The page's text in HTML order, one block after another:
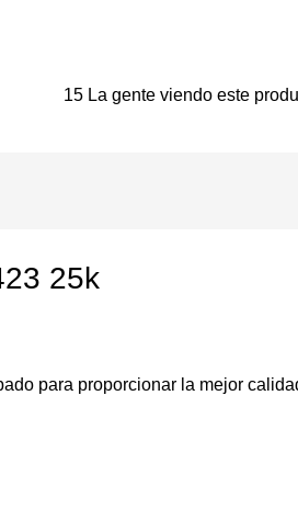
15 La gente viendo este
25k
para proporcionar la mejor